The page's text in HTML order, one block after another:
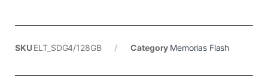
SKUELT_SDG4/128GB Category Memorias Flash